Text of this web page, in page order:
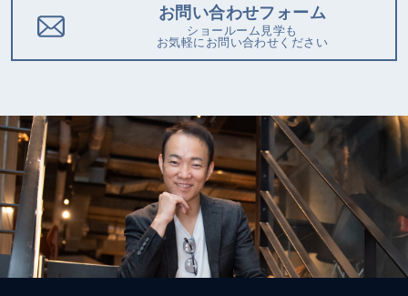
お問い合わせフォーム
ショールーム見学も
お気軽にお問い合わせください